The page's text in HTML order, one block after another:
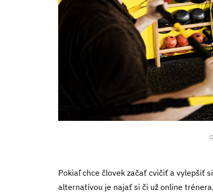
Pokiaľ chce človek začať cvičiť a vylepšiť
alternatívou je najať si či už online